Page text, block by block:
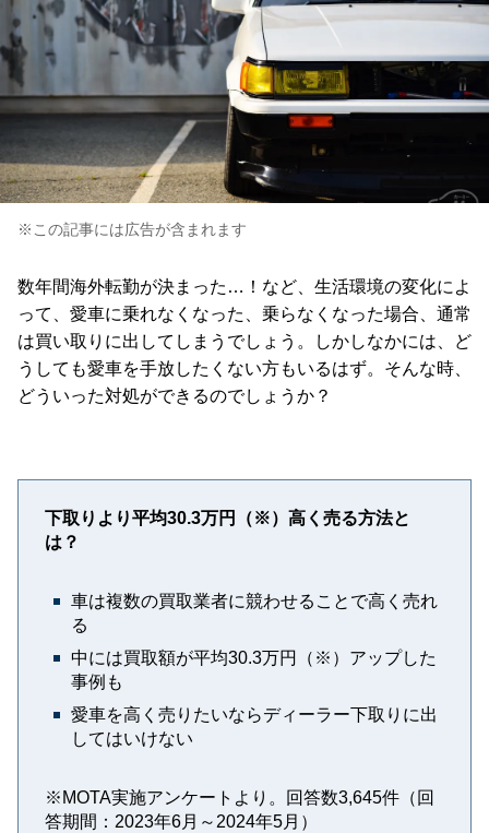
※この記事には広告が含まれます
数年間海外転勤が決まった…！など、生活環境の変化によ
って、愛車に乗れなくなった、乗らなくなった場合、通常
は買い取りに出してしまうでしょう。しかしなかには、ど
うしても愛車を手放したくない方もいるはず。そんな時、
どういった対処ができるのでしょうか？
下取りより平均30.3万円（※）高く売る方法と
は？
車は複数の買取業者に競わせることで高く売れ
る
中には買取額が平均30.3万円（※）アップした
事例も
愛車を高く売りたいならディーラー下取りに出
してはいけない
※MOTA実施アンケートより。回答数3,645件（回
答期間：2023年6月～2024年5月）